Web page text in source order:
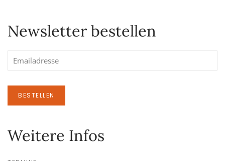
Newsletter bestellen
BESTELLEN
Weitere Infos